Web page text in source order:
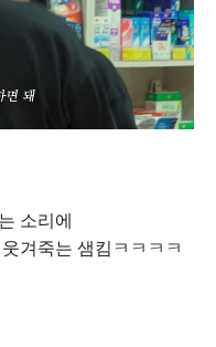
소리에
겨죽는 샘킴ㅋㅋㅋㅋ